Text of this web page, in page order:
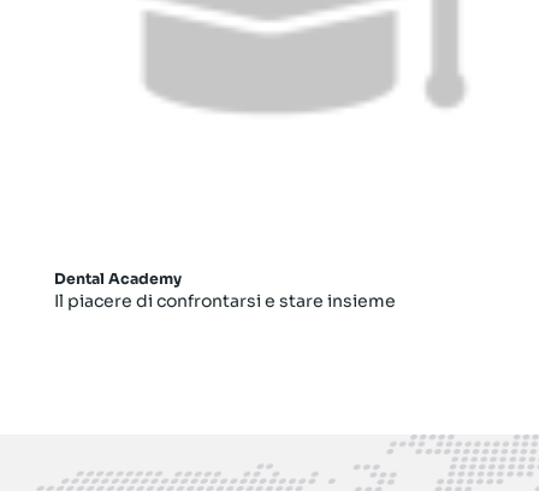
Dental Academy
Il piacere di confrontarsi e stare insieme